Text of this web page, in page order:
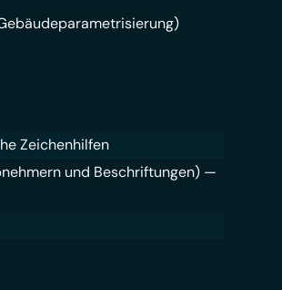
Zeichenhilfen
und Beschriftungen) —